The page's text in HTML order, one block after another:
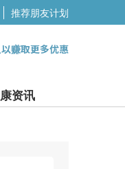
推荐朋友计划
赚取更多优惠
资讯